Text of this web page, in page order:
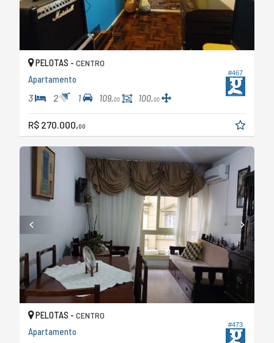
#467
PELOTAS - CENTRO
Apartamento
3 2 1 109,00 100,00
R$ 270.000,00
#473
PELOTAS - CENTRO
Apartamento